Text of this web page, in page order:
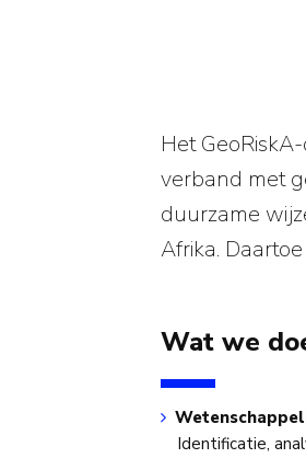
Het
verband met
duurzame
Afrika.
Wat we
Identificatie,